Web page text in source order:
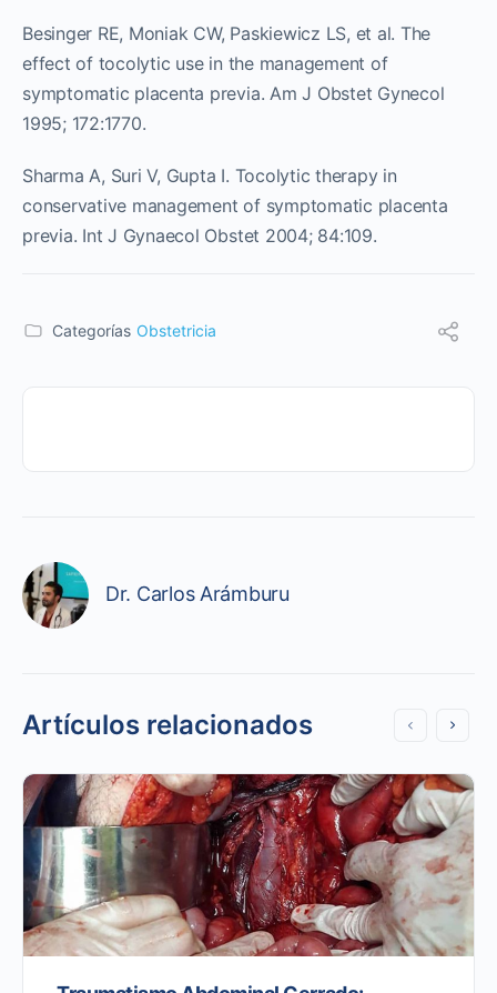
Besinger RE, Moniak CW, Paskiewicz LS, et al. The
effect of tocolytic use in the management of
symptomatic placenta previa. Am J Obstet Gynecol
1995; 172:1770.
Sharma A, Suri V, Gupta I. Tocolytic therapy in
conservative management of symptomatic placenta
previa. Int J Gynaecol Obstet 2004; 84:109.
Categorías Obstetricia
Dr. Carlos Arámburu
Artículos relacionados